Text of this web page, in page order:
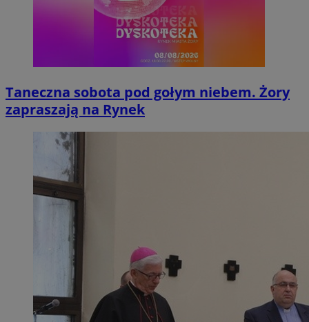
Taneczna sobota pod gołym niebem. Żory
zapraszają na Rynek